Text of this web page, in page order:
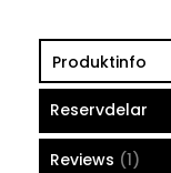
Produktinfo
Reservdelar
Reviews 1